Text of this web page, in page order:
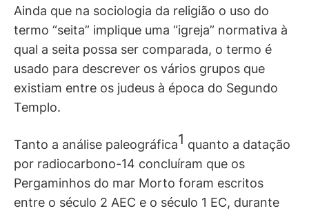
Ainda que na sociologia da religião o uso do
termo “seita” implique uma “igreja” normativa à
qual a seita possa ser comparada, o termo é
usado para descrever os vários grupos que
existiam entre os judeus à época do Segundo
Templo.
Tanto a análise paleográfica1 quanto a datação
por radiocarbono-14 concluíram que os
Pergaminhos do mar Morto foram escritos
entre o século 2 AEC e o século 1 EC, durante